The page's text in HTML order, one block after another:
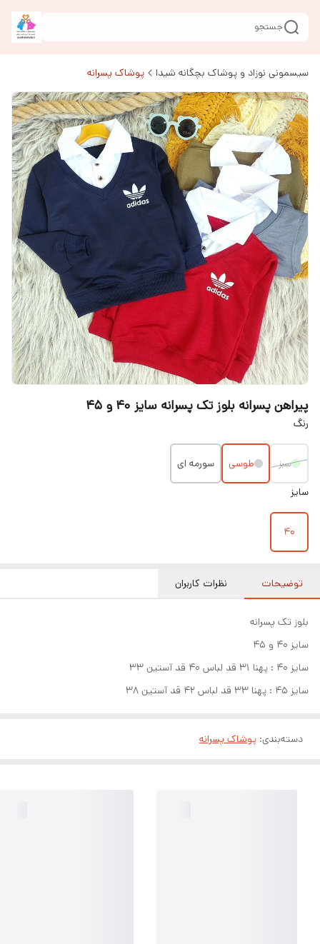
جستجو
سیسمونی نوزاد و پوشاک بچگانه شیدا پوشاک پسرانه
پیراهن پسرانه بلوز تک پسرانه سایز ۴۰ و ۴۵
رنگ
سبز طوسی
سورمه ای
سایز
۴۰
توضیحات نظرات کاربران
بلوز تک پسرانه
سایز ۴۰ و ۴۵
سایز ۴۰ : پهنا ۳۱ قد لباس ۴۰ قد آستین ۳۳
سایز ۴۵ : پهنا ۳۳ قد لباس ۴۲ قد آستین ۳۸
دسته‌بندی: پوشاک پسرانه